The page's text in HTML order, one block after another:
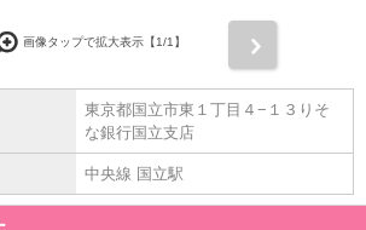
画像タップで拡大表示【1/1】
東京都国立市東１丁目４−１３りそ
な銀行国立支店
中央線 国立駅